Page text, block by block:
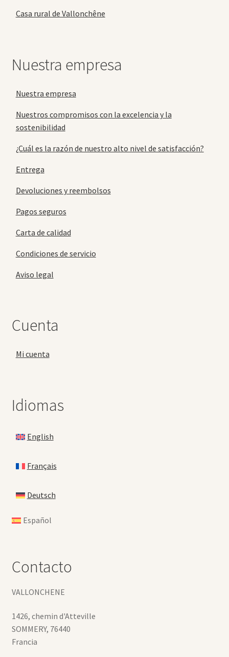
Casa rural de Vallonchêne
Nuestra empresa
Nuestra empresa
Nuestros compromisos con la excelencia y la
sostenibilidad
¿Cuál es la razón de nuestro alto nivel de satisfacción?
Entrega
Devoluciones y reembolsos
Pagos seguros
Carta de calidad
Condiciones de servicio
Aviso legal
Cuenta
Mi cuenta
Idiomas
English
Français
Deutsch
Español
Contacto
VALLONCHENE
1426, chemin d'Atteville
SOMMERY, 76440
Francia